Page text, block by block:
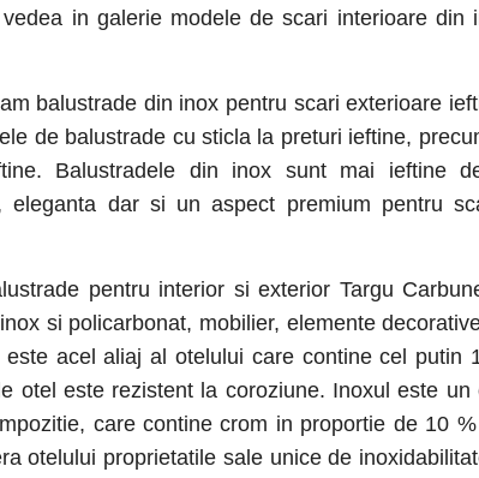
in galerie modele de scari interioare din
balustrade din inox pentru scari exterioare
de balustrade cu sticla la preturi ieftine,
Balustradele din inox sunt mai ieftine
eleganta dar si un aspect premium pentru
pentru interior si exterior Targu
si policarbonat, mobilier, elemente
acel aliaj al otelului care contine cel putin
otel este rezistent la coroziune. Inoxul este un
care contine crom in proportie de 10
otelului proprietatile sale unice de